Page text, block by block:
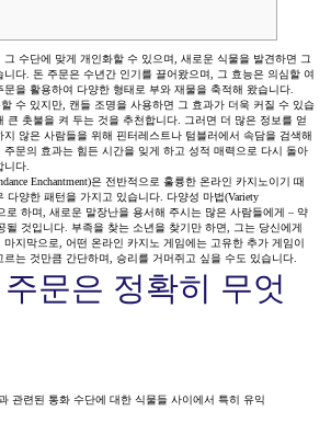
수단에 맞게 개인화할 수 있으며, 새로운 식물을 발견하면 그
다. 돈 주문은 수년간 인기를 끌어왔으며, 그 효능은 의심할 여
을 활용하여 다양한 형태로 부와 재물을 축적해 왔습니다.
수 있지만, 캔들 조명을 사용하면 그 효과가 더욱 커질 수 있습
큰 촛불을 켜 두는 것을 추천합니다. 그러면 더 많은 정보를 얻
않은 사람들을 위해 핀터레스트나 텀블러에서 속담을 검색해
주문의 효과는 힘든 시간을 잊게 하고 성적 매력으로 다시 돌아
다.
Enchantment)은 전반적으로 훌륭한 온라인 카지노이기 때
다양한 패턴을 가지고 있습니다. 다양성 마법(Variety
로 하며, 새로운 말장난을 용서해 주시는 많은 사람들에게 – 약
될 것입니다. 부족을 찾는 소년을 찾기만 하면, 그는 당신에게
지막으로, 어떤 온라인 카지노 게임에는 고유한 추가 게임이
는 것만큼 간단하며, 승리를 거머쥐고 싶을 수도 있습니다.
문은 정확히 무엇
관련된 통화 수단에 대한 식물들 사이에서 특히 유익